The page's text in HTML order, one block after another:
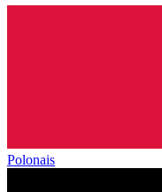
Polonais